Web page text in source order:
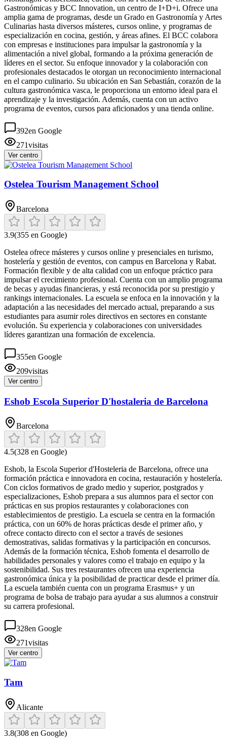
Gastronómicas y BCC Innovation, un centro de I+D+i. Ofrece una
amplia gama de programas, desde un Grado en Gastronomía y Artes
Culinarias hasta diversos másteres, cursos online, y programas de
especialización en cocina, gestión, y áreas afines. El BCC colabora
con empresas e instituciones para impulsar la gastronomía y la
alimentación a nivel global, formando a la próxima generación de
líderes en el sector. Su enfoque innovador y la colaboración con
profesionales destacados le otorgan un reconocimiento internacional
en el campo culinario. Su ubicación en San Sebastián, corazón de la
cultura gastronómica vasca, le proporciona un entorno ideal para el
aprendizaje y la investigación. Además, cuenta con un activo
programa de eventos, cursos para aficionados y una tienda online.
392en Google
271visitas
Ver centro
Ostelea Tourism Management School
Barcelona
3.9(355 en Google)
Ostelea ofrece másteres y cursos online y presenciales en turismo,
hostelería y gestión de eventos, con campus en Barcelona y Rabat.
Formación flexible y de alta calidad con un enfoque práctico para
impulsar el crecimiento profesional. Cuenta con un amplio programa
de becas y ayudas financieras, y está reconocida por su prestigio y
rankings internacionales. La escuela se enfoca en la innovación y la
adaptación a las necesidades del mercado actual, preparando a sus
estudiantes para asumir roles directivos en sectores en constante
evolución. Su experiencia y colaboraciones con universidades
líderes garantizan una formación de excelencia.
355en Google
209visitas
Ver centro
Eshob Escola Superior D'hostaleria de Barcelona
Barcelona
4.5(328 en Google)
Eshob, la Escola Superior d'Hosteleria de Barcelona, ofrece una
formación práctica e innovadora en cocina, restauración y hostelería.
Con ciclos formativos de grado medio y superior, postgrados y
especializaciones, Eshob prepara a sus alumnos para el sector con
prácticas en sus propios restaurantes y colaboraciones con
establecimientos de prestigio. La escuela se centra en la formación
práctica, con un 60% de horas prácticas desde el primer año, y
ofrece contacto directo con el sector a través de sesiones
demostrativas, salidas formativas y la participación en concursos.
Además de la formación técnica, Eshob fomenta el desarrollo de
habilidades personales y valores como el trabajo en equipo y la
sostenibilidad. Sus tres restaurantes ofrecen una experiencia
gastronómica única y la posibilidad de practicar desde el primer día.
La escuela también cuenta con un programa Erasmus+ y un
programa de bolsa de trabajo para ayudar a sus alumnos a construir
su carrera profesional.
328en Google
271visitas
Ver centro
Tam
Alicante
3.8(308 en Google)